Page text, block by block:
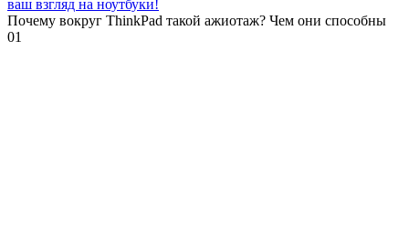
ваш взгляд на ноутбуки!
Почему вокруг ThinkPad такой ажиотаж? Чем они способны
01